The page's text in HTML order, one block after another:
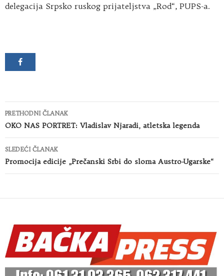
delegacija Srpsko ruskog prijateljstva „Rod“, PUPS-a.
Kretanje
članaka
PRETHODNI ČLANAK
OKO NAS PORTRET: Vladislav Njaradi, atletska legenda
SLEDEĆI ČLANAK
Promocija edicije „Prečanski Srbi do sloma Austro-Ugarske“